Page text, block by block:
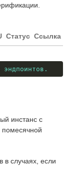
Статус Ссылка
инстанс с
помесячной
в случаях, если